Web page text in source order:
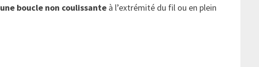
une boucle non coulissante à l’extrémité du fil ou en plein